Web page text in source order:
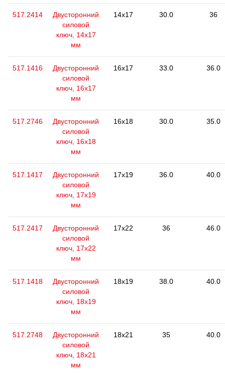
517.2414
Двусторонний
силовой
ключ, 14x17
мм
14x17 30.0 36
517.1416
Двусторонний
силовой
ключ, 16x17
мм
16x17 33.0 36.0
517.2746
Двусторонний
силовой
ключ, 16x18
мм
16x18 30.0 35.0
517.1417
Двусторонний
силовой
ключ, 17x19
мм
17x19 36.0 40.0
517.2417
Двусторонний
силовой
ключ, 17x22
мм
17x22 36 46.0
517.1418
Двусторонний
силовой
ключ, 18x19
мм
18x19 38.0 40.0
517.2748
Двусторонний
силовой
ключ, 18x21
мм
18x21 35 40.0